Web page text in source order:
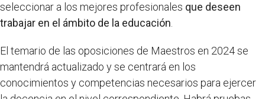
seleccionar a los mejores profesionales que deseen
trabajar en el ámbito de la educación
El temario de las oposiciones de Maestros en 2024 se
mantendrá actualizado y se centrará en los
conocimientos y competencias necesarios para ejercer